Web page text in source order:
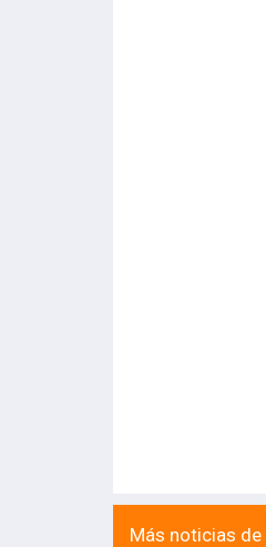
Más noticias de